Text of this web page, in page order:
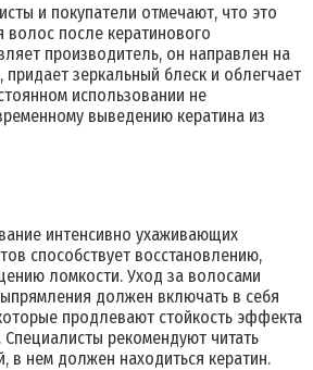
и покупатели отмечают, что это
волос после кератинового
производитель, он направлен на
придает зеркальный блеск и облегчает
использовании не
выведению кератина из
интенсивно ухаживающих
способствует восстановлению,
ломкости. Уход за волосами
должен включать в себя
продлевают стойкость эффекта
рекомендуют читать
в нем должен находиться кератин.